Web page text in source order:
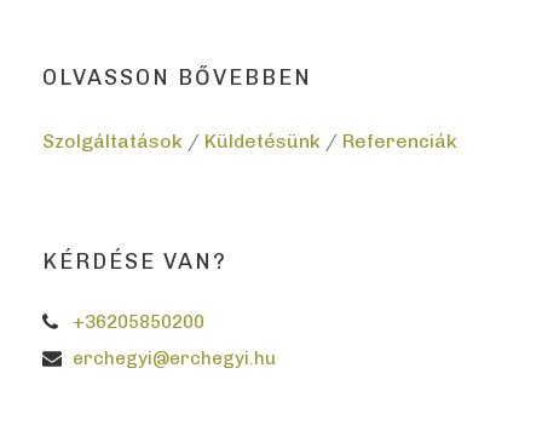
OLVASSON BŐVEBBEN
Szolgáltatások / Küldetésünk / Referenciák
KÉRDÉSE VAN?
+36205850200
erchegyi@erchegyi.hu